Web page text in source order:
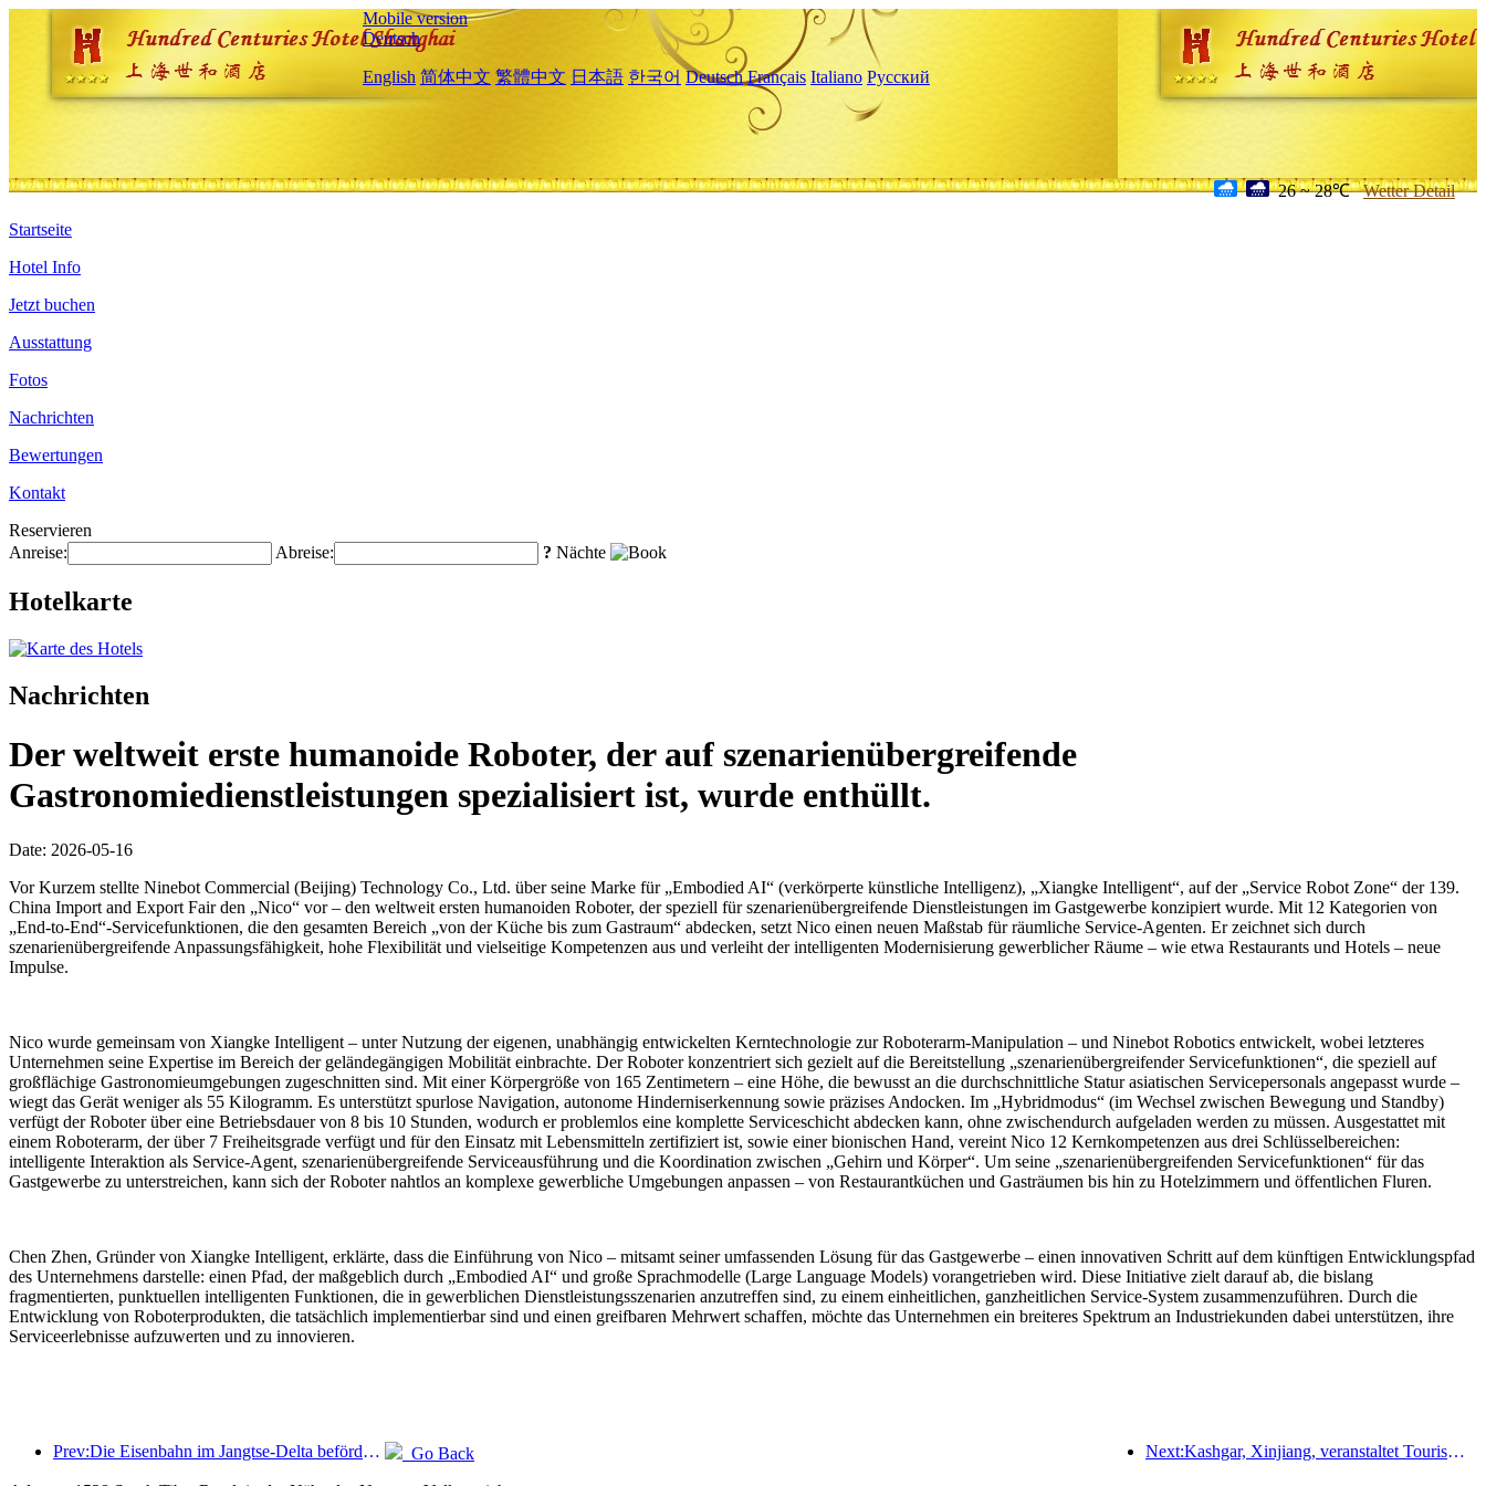
Mobile version
Deutsch
English 简体中文 繁體中文 日本語 한국어 Deutsch Français Italiano Русский
26 ~ 28℃ Wetter Detail
Startseite
Hotel Info
Jetzt buchen
Ausstattung
Fotos
Nachrichten
Bewertungen
Kontakt
Reservieren
Anreise:
Abreise: ? Nächte
Hotelkarte
Nachrichten
Der weltweit erste humanoide Roboter, der auf szenarienübergreifende
Gastronomiedienstleistungen spezialisiert ist, wurde enthüllt.
Date: 2026-05-16
Vor Kurzem stellte Ninebot Commercial (Beijing) Technology Co., Ltd. über seine Marke für „Embodied AI“ (verkörperte künstliche Intelligenz), „Xiangke Intelligent“, auf der „Service Robot Zone“ der 139.
China Import and Export Fair den „Nico“ vor – den weltweit ersten humanoiden Roboter, der speziell für szenarienübergreifende Dienstleistungen im Gastgewerbe konzipiert wurde. Mit 12 Kategorien von
„End-to-End“-Servicefunktionen, die den gesamten Bereich „von der Küche bis zum Gastraum“ abdecken, setzt Nico einen neuen Maßstab für räumliche Service-Agenten. Er zeichnet sich durch
szenarienübergreifende Anpassungsfähigkeit, hohe Flexibilität und vielseitige Kompetenzen aus und verleiht der intelligenten Modernisierung gewerblicher Räume – wie etwa Restaurants und Hotels – neue
Impulse.
Nico wurde gemeinsam von Xiangke Intelligent – unter Nutzung der eigenen, unabhängig entwickelten Kerntechnologie zur Roboterarm-Manipulation – und Ninebot Robotics entwickelt, wobei letzteres
Unternehmen seine Expertise im Bereich der geländegängigen Mobilität einbrachte. Der Roboter konzentriert sich gezielt auf die Bereitstellung „szenarienübergreifender Servicefunktionen“, die speziell auf
großflächige Gastronomieumgebungen zugeschnitten sind. Mit einer Körpergröße von 165 Zentimetern – eine Höhe, die bewusst an die durchschnittliche Statur asiatischen Servicepersonals angepasst wurde –
wiegt das Gerät weniger als 55 Kilogramm. Es unterstützt spurlose Navigation, autonome Hinderniserkennung sowie präzises Andocken. Im „Hybridmodus“ (im Wechsel zwischen Bewegung und Standby)
verfügt der Roboter über eine Betriebsdauer von 8 bis 10 Stunden, wodurch er problemlos eine komplette Serviceschicht abdecken kann, ohne zwischendurch aufgeladen werden zu müssen. Ausgestattet mit
einem Roboterarm, der über 7 Freiheitsgrade verfügt und für den Einsatz mit Lebensmitteln zertifiziert ist, sowie einer bionischen Hand, vereint Nico 12 Kernkompetenzen aus drei Schlüsselbereichen:
intelligente Interaktion als Service-Agent, szenarienübergreifende Serviceausführung und die Koordination zwischen „Gehirn und Körper“. Um seine „szenarienübergreifenden Servicefunktionen“ für das
Gastgewerbe zu unterstreichen, kann sich der Roboter nahtlos an komplexe gewerbliche Umgebungen anpassen – von Restaurantküchen und Gasträumen bis hin zu Hotelzimmern und öffentlichen Fluren.
Chen Zhen, Gründer von Xiangke Intelligent, erklärte, dass die Einführung von Nico – mitsamt seiner umfassenden Lösung für das Gastgewerbe – einen innovativen Schritt auf dem künftigen Entwicklungspfad
des Unternehmens darstelle: einen Pfad, der maßgeblich durch „Embodied AI“ und große Sprachmodelle (Large Language Models) vorangetrieben wird. Diese Initiative zielt darauf ab, die bislang
fragmentierten, punktuellen intelligenten Funktionen, die in gewerblichen Dienstleistungsszenarien anzutreffen sind, zu einem einheitlichen, ganzheitlichen Service-System zusammenzuführen. Durch die
Entwicklung von Roboterprodukten, die tatsächlich implementierbar sind und einen greifbaren Mehrwert schaffen, möchte das Unternehmen ein breiteres Spektrum an Industriekunden dabei unterstützen, ihre
Serviceerlebnisse aufzuwerten und zu innovieren.
Prev:Die Eisenbahn im Jangtse-Delta beförderte während der Maifeiertage über 21,38 Millionen Fahrgäste. Next:Kashgar, Xinjiang, veranstaltet Tourismus-Werbeevent zur Förderung des interethnischen Austauschs.
Go Back